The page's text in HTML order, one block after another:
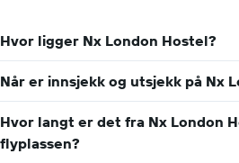
Hvor ligger Nx London Hostel?
Når er innsjekk og utsjekk på Nx
Hvor langt er det fra Nx London
flyplassen?